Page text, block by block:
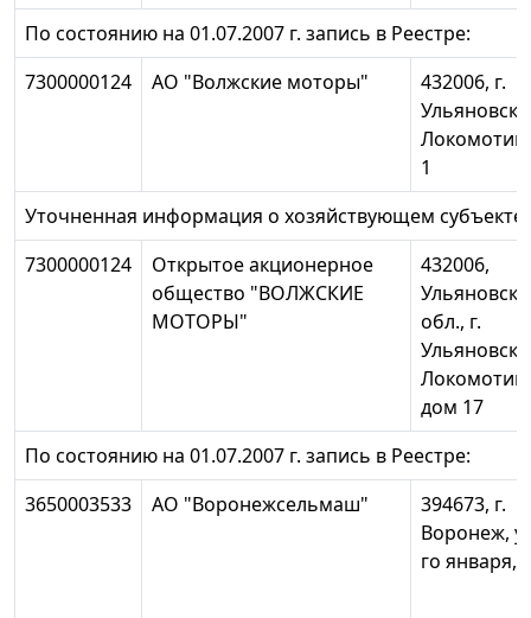
По состоянию на 01.07.2007 г. запись в Реестре:
7300000124
АО "Волжские моторы"
432006, г.
Ульяновск,
1
Уточненная информация о хозяйствующем субъекте:
7300000124
Открытое акционерное
общество "ВОЛЖСКИЕ
МОТОРЫ"
432006,
обл., г.
Ульяновск,
дом 17
По состоянию на 01.07.2007 г. запись в Реестре:
3650003533
АО "Воронежсельмаш"
394673, г.
Воронеж,
го января,